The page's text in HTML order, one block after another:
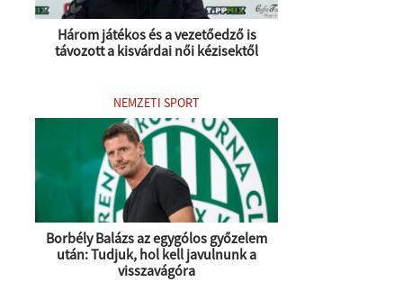
Három játékos és a vezetőedző is
távozott a kisvárdai női kézisektől
NEMZETI SPORT
Borbély Balázs az egygólos győzelem
után: Tudjuk, hol kell javulnunk a
visszavágóra